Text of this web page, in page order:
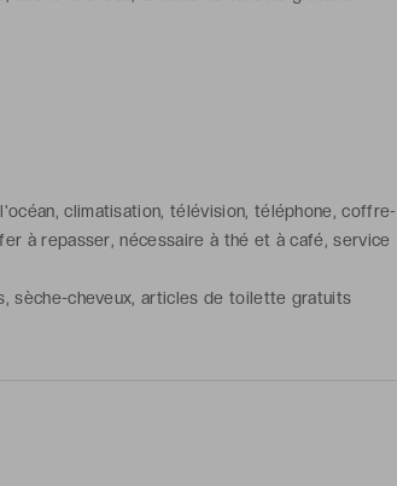
climatisation, télévision, téléphone, coffre-
à repasser, nécessaire à thé et à café, service
sèche-cheveux, articles de toilette gratuits